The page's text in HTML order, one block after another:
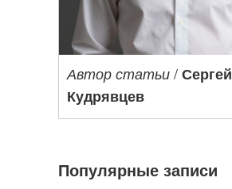
Автор статьи /Сергей
Кудрявцев
Популярные записи